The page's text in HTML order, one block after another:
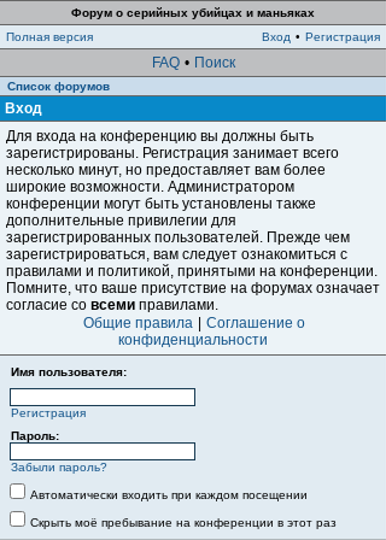
Форум о серийных убийцах и маньяках
Полная версия
Вход • Регистрация
FAQ • Поиск
Список форумов
Вход
Для входа на конференцию вы должны быть
зарегистрированы. Регистрация занимает всего
несколько минут, но предоставляет вам более
широкие возможности. Администратором
конференции могут быть установлены также
дополнительные привилегии для
зарегистрированных пользователей. Прежде чем
зарегистрироваться, вам следует ознакомиться с
правилами и политикой, принятыми на конференции.
Помните, что ваше присутствие на форумах означает
согласие со всеми правилами.
Общие правила
Соглашение о
конфиденциальности
Имя пользователя:
Регистрация
Пароль:
Забыли пароль?
Автоматически входить при каждом посещении
Скрыть моё пребывание на конференции в этот раз